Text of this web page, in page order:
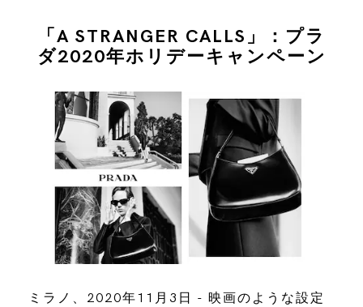
「A STRANGER CALLS」：プラ
ダ2020年ホリデーキャンペーン
ミラノ、2020年11月3日 - 映画のような設定